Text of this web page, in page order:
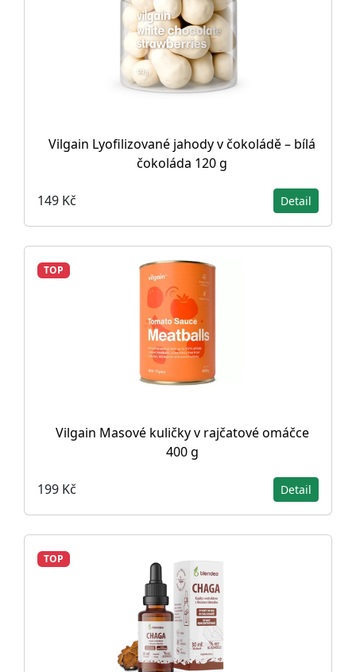
Vilgain Lyofilizované jahody v čokoládě – bílá
čokoláda 120 g
149 Kč Detail
TOP
Vilgain Masové kuličky v rajčatové omáčce
400 g
199 Kč Detail
TOP